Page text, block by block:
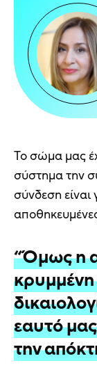
Το σώμα μας
σύστημα την
σύνδεση
“Όμως η
κρυμμένη
εαυτό
την